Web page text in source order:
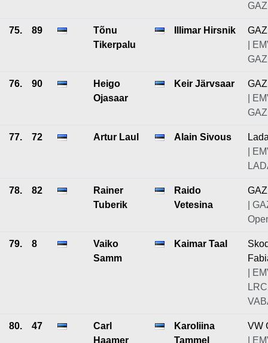
GAZ
75. 89
Tõnu
Tikerpalu
Illimar Hirsnik
|
GAZ
76. 90
Heigo
Ojasaar
Keir Järvsaar
|
GAZ
77. 72 Artur Laul Alain Sivous
|
78. 82
Rainer
Tuberik
Raido
Vetesina
GAZ
|
79. 8
Vaiko
Samm
Kaimar Taal
|
80. 47
Carl
Haamer
Karoliina
Tammel
VW
|